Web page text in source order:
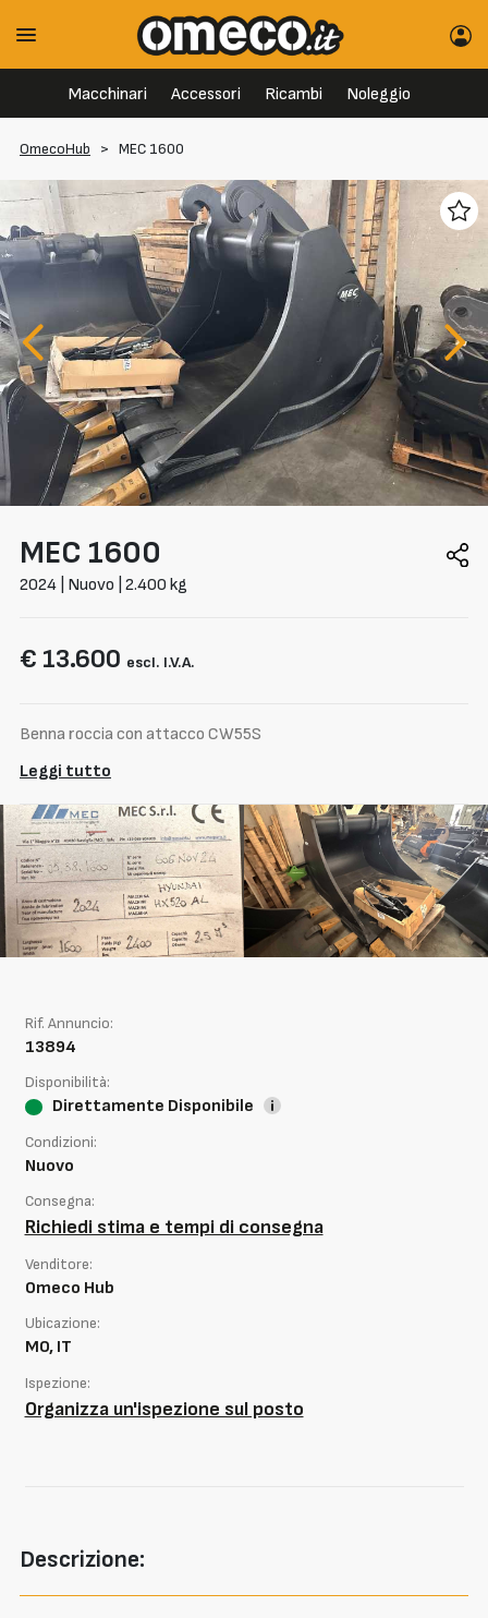
Macchinari Accessori Ricambi Noleggio
OmecoHub > MEC 1600
Descrizione:
MEC 1600
2024 | Nuovo | 2.400 kg
€ 13.600 escl. I.V.A.
Benna roccia con attacco CW55S
Leggi tutto
Rif. Annuncio:
13894
Disponibilità:
Direttamente Disponibile
Condizioni:
Nuovo
Consegna:
Richiedi stima e tempi di consegna
Venditore:
Omeco Hub
Ubicazione:
MO, IT
Ispezione:
Organizza un'ispezione sul posto